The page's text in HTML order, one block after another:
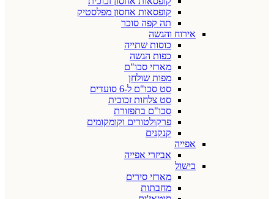
קופסאות אחסון מפלסטיק
תה קפה סוכר
אירוח והגשה
כוסות שתייה
כפות הגשה
מארזי סכו"ם
מפות שולחן
סט סכו"ם ל-6 סועדים
סט צלחות זכוכית
סכו"ם בתפזורת
פרקולטורים וקומקומים
קנקנים
אפייה
אביזרי אפייה
בישול
מארזי סירים
מחבתות